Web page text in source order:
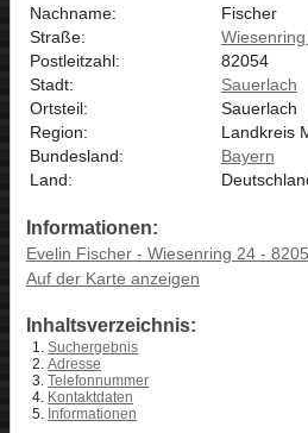
Nachname:
Fischer
Straße:
Postleitzahl:
82054
Stadt:
Sauerlach
Ortsteil:
Sauerlach
Region:
Landkreis
Bundesland:
Bayern
Land:
Informationen:
Evelin Fischer - Wiesenring 24 -
Auf der Karte anzeigen
Inhaltsverzeichnis:
Suchergebnis
Adresse
Telefonnummer
Kontaktdaten
Informationen